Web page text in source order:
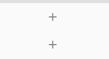
る日、空から「あなたはそ